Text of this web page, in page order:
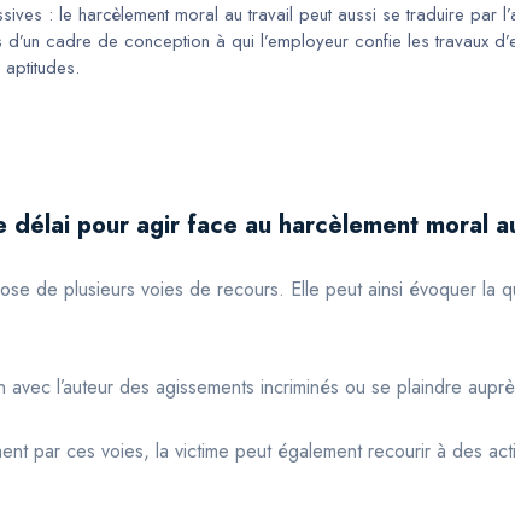
: le harcèlement moral au travail peut aussi se traduire par
cadre de conception à qui l’employeur confie les travaux
pour agir face au harcèlement moral
de plusieurs voies de recours. Elle peut ainsi évoquer la
l’auteur des agissements incriminés ou se plaindre
par ces voies, la victime peut également recourir à des